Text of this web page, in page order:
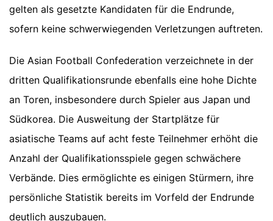
gelten als gesetzte Kandidaten für die Endrunde,
sofern keine schwerwiegenden Verletzungen auftreten.
Die Asian Football Confederation verzeichnete in der
dritten Qualifikationsrunde ebenfalls eine hohe Dichte
an Toren, insbesondere durch Spieler aus Japan und
Südkorea. Die Ausweitung der Startplätze für
asiatische Teams auf acht feste Teilnehmer erhöht die
Anzahl der Qualifikationsspiele gegen schwächere
Verbände. Dies ermöglichte es einigen Stürmern, ihre
persönliche Statistik bereits im Vorfeld der Endrunde
deutlich auszubauen.